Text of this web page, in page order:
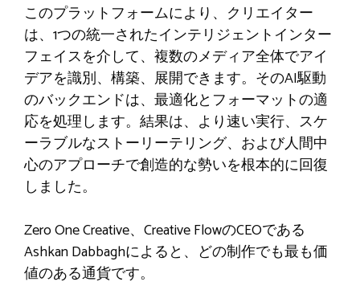
このプラットフォームにより、クリエイター
は、1つの統一されたインテリジェントインター
フェイスを介して、複数のメディア全体でアイ
デアを識別、構築、展開できます。そのAI駆動
のバックエンドは、最適化とフォーマットの適
応を処理します。結果は、より速い実行、スケ
ーラブルなストーリーテリング、および人間中
心のアプローチで創造的な勢いを根本的に回復
しました。
Zero One Creative、Creative FlowのCEOである
Ashkan Dabbaghによると、どの制作でも最も価
値のある通貨です。